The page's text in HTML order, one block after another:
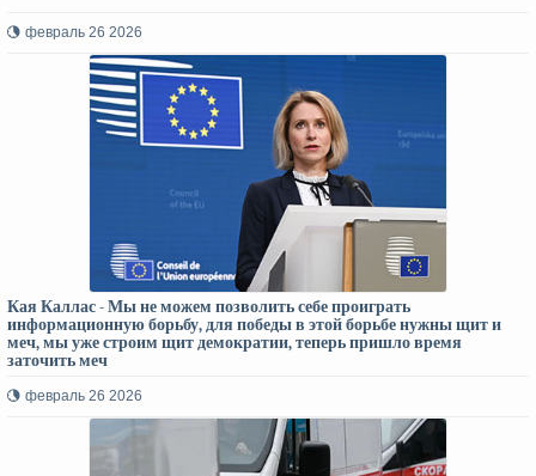
февраль 26 2026
Кая Каллас - Мы не можем позволить себе проиграть
информационную борьбу, для победы в этой борьбе нужны щит и
меч, мы уже строим щит демократии, теперь пришло время
заточить меч
февраль 26 2026